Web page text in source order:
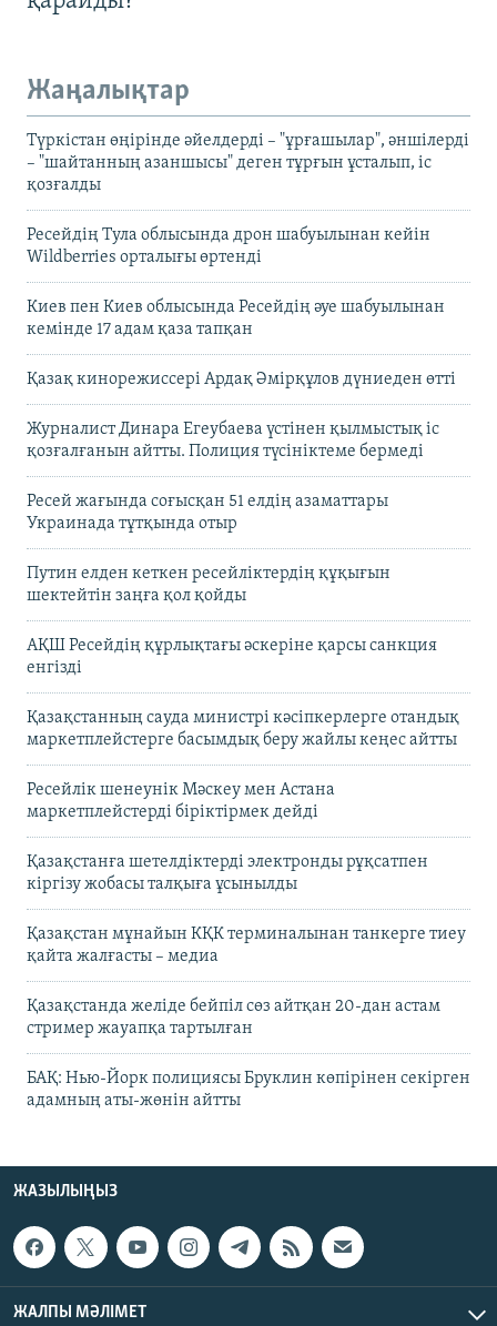
Жаңалықтар
Түркістан өңірінде әйелдерді – "ұрғашылар", әншілерді
– "шайтанның азаншысы" деген тұрғын ұсталып, іс
қозғалды
Ресейдің Тула облысында дрон шабуылынан кейін
Wildberries орталығы өртенді
Киев пен Киев облысында Ресейдің әуе шабуылынан
кемінде 17 адам қаза тапқан
Қазақ кинорежиссері Ардақ Әмірқұлов дүниеден өтті
Журналист Динара Егеубаева үстінен қылмыстық іс
қозғалғанын айтты. Полиция түсініктеме бермеді
Ресей жағында соғысқан 51 елдің азаматтары
Украинада тұтқында отыр
Путин елден кеткен ресейліктердің құқығын
шектейтін заңға қол қойды
АҚШ Ресейдің құрлықтағы әскеріне қарсы санкция
енгізді
Қазақстанның сауда министрі кәсіпкерлерге отандық
маркетплейстерге басымдық беру жайлы кеңес айтты
Ресейлік шенеунік Мәскеу мен Астана
маркетплейстерді біріктірмек дейді
Қазақстанға шетелдіктерді электронды рұқсатпен
кіргізу жобасы талқыға ұсынылды
Қазақстан мұнайын КҚК терминалынан танкерге тиеу
қайта жалғасты – медиа
Қазақстанда желіде бейпіл сөз айтқан 20-дан астам
стример жауапқа тартылған
БАҚ: Нью-Йорк полициясы Бруклин көпірінен секірген
адамның аты-жөнін айтты
ЖАЗЫЛЫҢЫЗ
ЖАЛПЫ МӘЛІМЕТ